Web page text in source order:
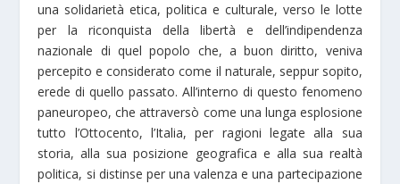
una solidarietà etica, politica e culturale, verso le lotte
per la riconquista della libertà e dell’indipendenza
nazionale di quel popolo che, a buon diritto, veniva
percepito e considerato come il naturale, seppur sopito,
erede di quello passato. All’interno di questo fenomeno
paneuropeo, che attraversò come una lunga esplosione
tutto l’Ottocento, l’Italia, per ragioni legate alla sua
storia, alla sua posizione geografica e alla sua realtà
politica, si distinse per una valenza e una partecipazione